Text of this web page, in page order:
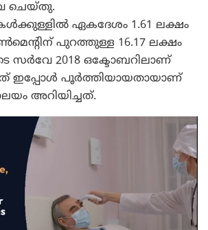
ചെയ്തു.
ഏകദേശം 1.61 ലക്ഷം
പുറത്തുള്ള 16.17 ലക്ഷം
സർവേ 2018 ഒക്ടോബറിലാണ്
ഇപ്പോൾ പൂർത്തിയായതായാണ്
അറിയിച്ചത്.